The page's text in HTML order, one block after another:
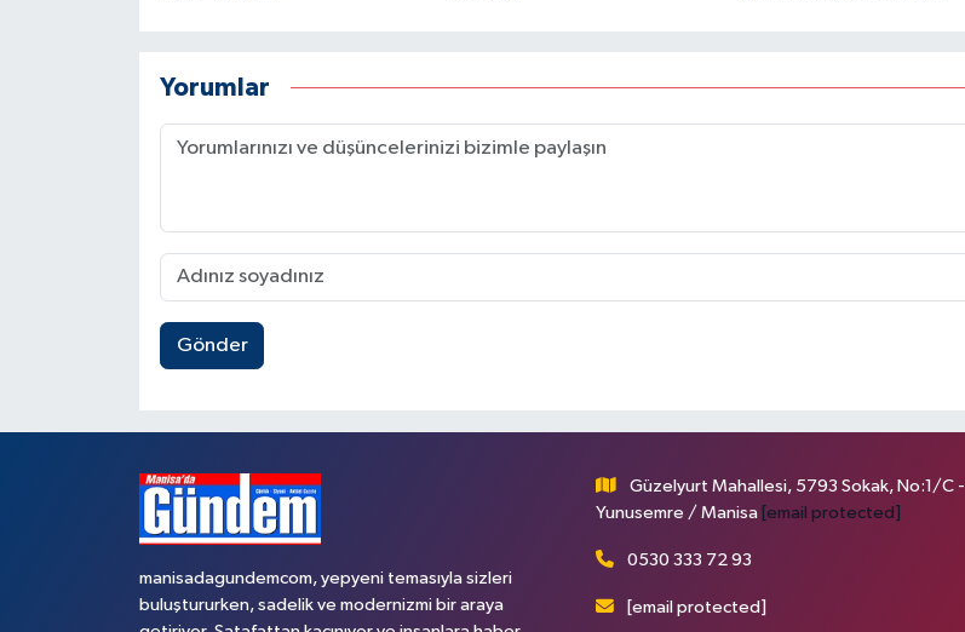
Yorumlar
Gönder
manisadagundemcom, yepyeni temasıyla sizleri
buluştururken, sadelik ve modernizmi bir araya
Güzelyurt Mahallesi, 5793 Sokak, No:1/C -
Yunusemre / Manisa [email protected]
0530 333 72 93
[email protected]